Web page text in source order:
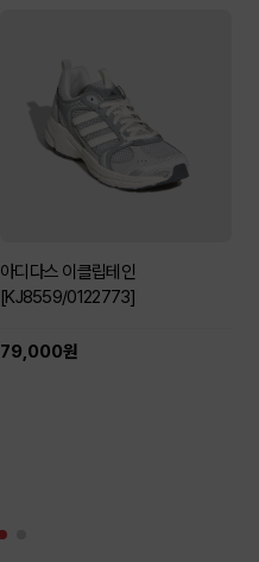
아디다스 이클립테인
[KJ8559/0122773]
79,000원